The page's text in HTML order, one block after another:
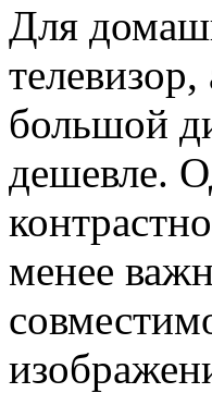
Для
большой
дешевле.
менее